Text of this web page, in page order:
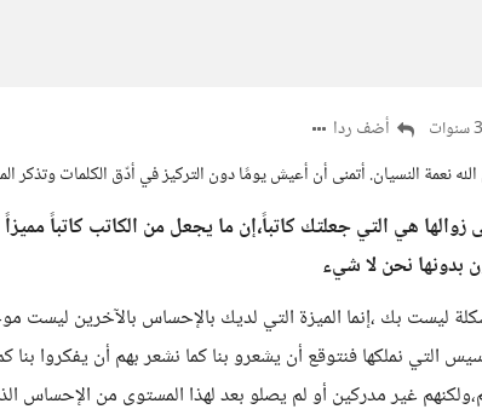
أضف ردا
نعمة النسيان. أتمنى أن أعيش يومًا دون التركيز في أدّق الكلمات وتذكر
زوالها هي التي جعلتك كاتباً،إن ما يجعل من الكاتب كاتباً
بدونها نحن لا شيء
ليست بك ،إنما الميزة التي لديك بالإحساس بالآخرين ليست
التي نملكها فنتوقع أن يشعرو بنا كما نشعر بهم أن يفكروا بنا
غير مدركين أو لم يصلو بعد لهذا المستوى من